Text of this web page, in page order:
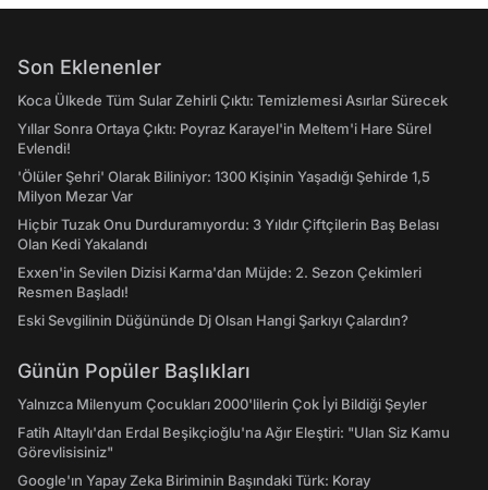
Son Eklenenler
Koca Ülkede Tüm Sular Zehirli Çıktı: Temizlemesi Asırlar Sürecek
Yıllar Sonra Ortaya Çıktı: Poyraz Karayel'in Meltem'i Hare Sürel
Evlendi!
'Ölüler Şehri' Olarak Biliniyor: 1300 Kişinin Yaşadığı Şehirde 1,5
Milyon Mezar Var
Hiçbir Tuzak Onu Durduramıyordu: 3 Yıldır Çiftçilerin Baş Belası
Olan Kedi Yakalandı
Exxen'in Sevilen Dizisi Karma'dan Müjde: 2. Sezon Çekimleri
Resmen Başladı!
Eski Sevgilinin Düğününde Dj Olsan Hangi Şarkıyı Çalardın?
Günün Popüler Başlıkları
Yalnızca Milenyum Çocukları 2000'lilerin Çok İyi Bildiği Şeyler
Fatih Altaylı'dan Erdal Beşikçioğlu'na Ağır Eleştiri: "Ulan Siz Kamu
Görevlisisiniz"
Google'ın Yapay Zeka Biriminin Başındaki Türk: Koray